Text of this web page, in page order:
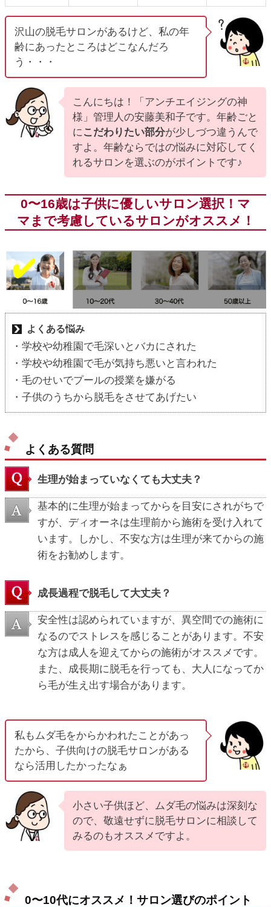
沢山の脱毛サロンがあるけど、私の年
齢にあったところはどこなんだろ
う・・・
こんにちは！「アンチエイジングの神
様」管理人の安藤美和子です。年齢ごと
にこだわりたい部分が少しづつ違うんで
すよ。年齢ならではの悩みに対応してく
れるサロンを選ぶのがポイントです♪
0〜16歳は子供に優しいサロン選択！マ
マまで考慮しているサロンがオススメ！
よくある悩み
・学校や幼稚園で毛深いとバカにされた
・学校や幼稚園で毛が気持ち悪いと言われた
・毛のせいでプールの授業を嫌がる
・子供のうちから脱毛をさせてあげたい
よくある質問
生理が始まっていなくても大丈夫？
基本的に生理が始まってからを目安にされがちで
すが、ディオーネは生理前から施術を受け入れて
います。しかし、不安な方は生理が来てからの施
術をお勧めします。
成長過程で脱毛して大丈夫？
安全性は認められていますが、異空間での施術に
なるのでストレスを感じることがあります。不安
な方は成人を迎えてからの施術がオススメです。
また、成長期に脱毛を行っても、大人になってか
ら毛が生え出す場合があります。
私もムダ毛をからかわれたことがあっ
たから、子供向けの脱毛サロンがある
なら活用したかったなぁ
小さい子供ほど、ムダ毛の悩みは深刻な
ので、敬遠せずに脱毛サロンに相談して
みるのもオススメですよ。
0〜10代にオススメ！サロン選びのポイント